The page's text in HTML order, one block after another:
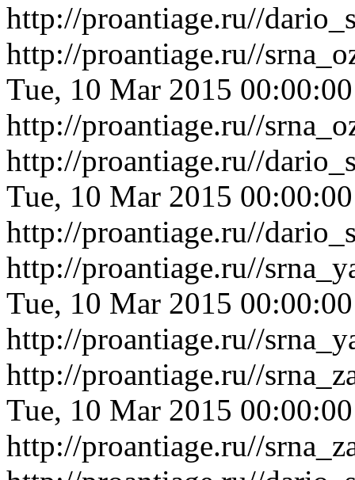
http://proantiage.ru//
http://proantiage.ru//
Tue, 10 Mar 2015
http://proantiage.ru//
http://proantiage.ru//
Tue, 10 Mar 2015
http://proantiage.ru//
http://proantiage.ru//
Tue, 10 Mar 2015
http://proantiage.ru//
http://proantiage.ru//
Tue, 10 Mar 2015
http://proantiage.ru//